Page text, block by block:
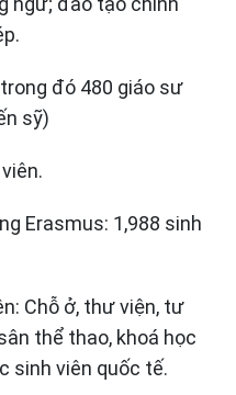
đó 480 giáo sư
sỹ)
Erasmus: 1,988 sinh
Chỗ ở, thư viện, tư
thể thao, khoá học
sinh viên quốc tế.